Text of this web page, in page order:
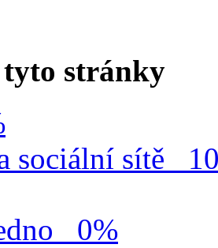
stránky
sociální sítě
0%